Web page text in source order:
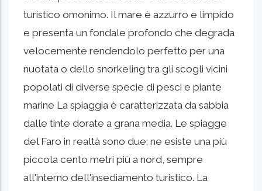
turistico omonimo. Il mare è azzurro e limpido
e presenta un fondale profondo che degrada
velocemente rendendolo perfetto per una
nuotata o dello snorkeling tra gli scogli vicini
popolati di diverse specie di pesci e piante
marine La spiaggia è caratterizzata da sabbia
dalle tinte dorate a grana media. Le spiagge
del Faro in realtà sono due; ne esiste una più
piccola cento metri più a nord, sempre
all'interno dell'insediamento turistico. La